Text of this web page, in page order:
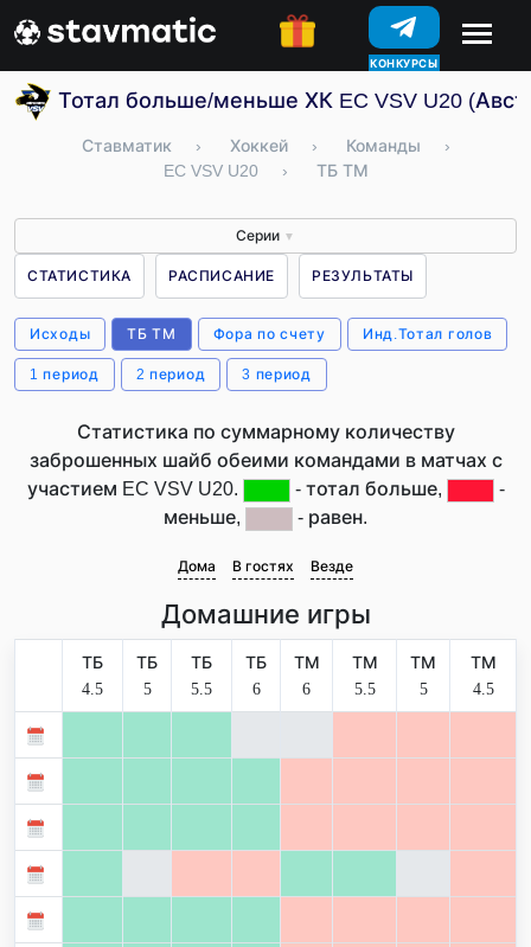
КОНКУРСЫ
Тотал больше/меньше ХК EC VSV U20
Ставматик › Хоккей › Команды
›
EC VSV U20
› ТБ ТМ
Серии ▼
СТАТИСТИКА РАСПИСАНИЕ РЕЗУЛЬТАТЫ
Исходы ТБ ТМ Фора по счету Инд.Тотал голов
1 период 2 период 3 период
Статистика по суммарному количеству
заброшенных шайб обеими командами в матчах с
участием EC VSV U20.
- тотал больше,
-
меньше,
- равен.
Дома В гостях Везде
Домашние игры
ТБ
4.5
ТБ
5
ТБ
5.5
ТБ
6
ТМ
6
ТМ
5.5
ТМ
5
ТМ
4.5